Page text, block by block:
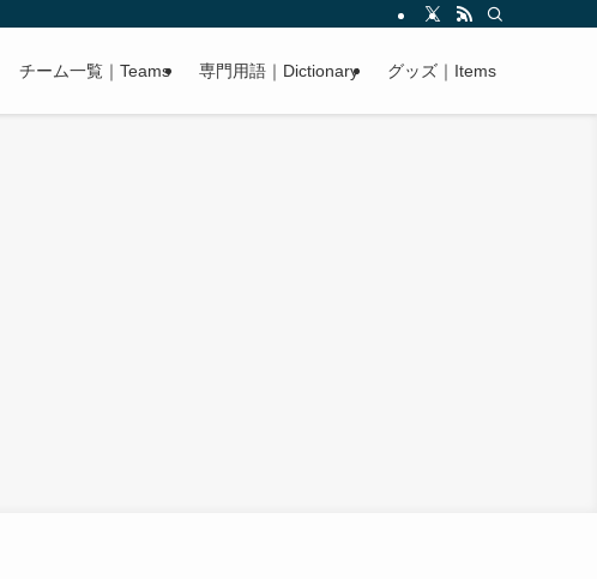
チーム一覧｜Teams 専門用語｜Dictionary グッズ｜Items